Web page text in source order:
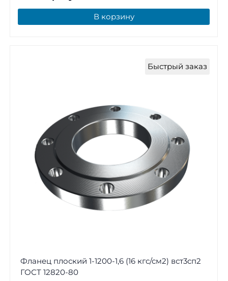
В корзину
Быстрый заказ
Фланец плоский 1-1200-1,6 (16 кгс/см2) вст3сп2
ГОСТ 12820-80